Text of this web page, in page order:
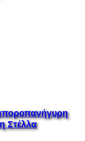
Στέλλα